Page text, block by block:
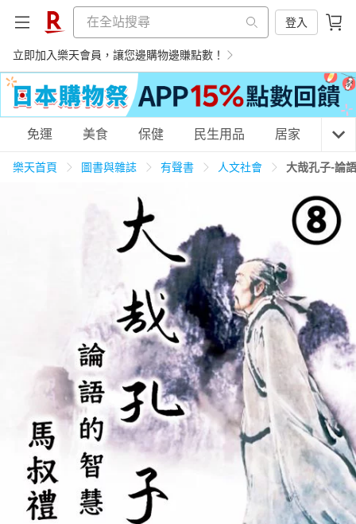
登入
立即加入樂天會員，讓您邊購物邊賺點數！
購物網分類
美食蛋糕 民生用品
3C家電 運動休閒 親子玩具
男裝 化妝保養 情趣用品
日本購物 電子/紙本書
HOT
免運 美食 保健 民生用品 居家 3C
樂天首頁 圖書與雜誌 有聲書 人文社會 大哉孔子-論